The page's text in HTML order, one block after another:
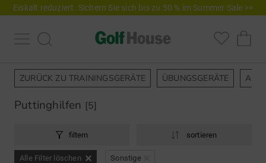
Eiskalt reduziert. Sichern Sie sich bis zu 50 % im Summer Sale >>
ZURÜCK ZU TRAININGSGERÄTE ÜBUNGSGERÄTE
Puttinghilfen [5]
filtern sortieren
Alle Filter löschen Sonstige